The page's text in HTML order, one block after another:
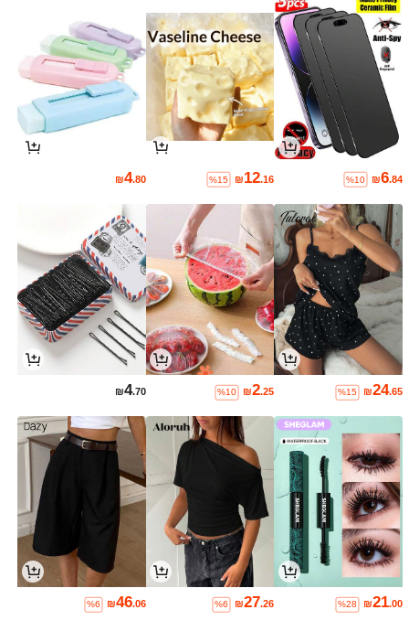
₪6.84
%10
₪12.16
%15
₪4.80
₪24.65
%15
₪2.25
%10
₪4.70
₪21.00
%28
₪27.26
%6
₪46.06
%6